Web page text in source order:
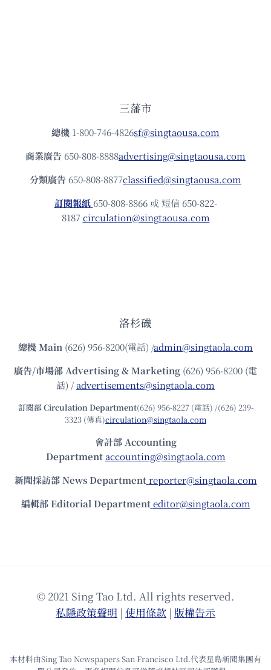
三藩市
總機 1-800-746-4826sf@singtaousa.com
商業廣告 650-808-8888advertising@singtaousa.com
分類廣告 650-808-8877classified@singtaousa.com
訂閱報紙 650-808-8866 或 短信 650-822-
8187circulation@singtaousa.com
洛杉磯
總機Main (626) 956-8200(電話) /admin@singtaola.com
廣告/市場部Advertising & Marketing (626) 956-8200 (電
話) /advertisements@singtaola.com
訂閱部 Circulation Department(626) 956-8227 (電話) /(626) 239-
3323 (傳真)circulation@singtaola.com
會計部 Accounting
Department accounting@singtaola.com
新聞採訪部 News Department reporter@singtaola.com
編輯部 Editorial Department editor@singtaola.com
© 2021 Sing Tao Ltd. All rights reserved.
私隱政策聲明 | 使⽤條款 | 版權告⽰
本材料由Sing Tao Newspapers San Francisco Ltd.代表星島新聞集團有